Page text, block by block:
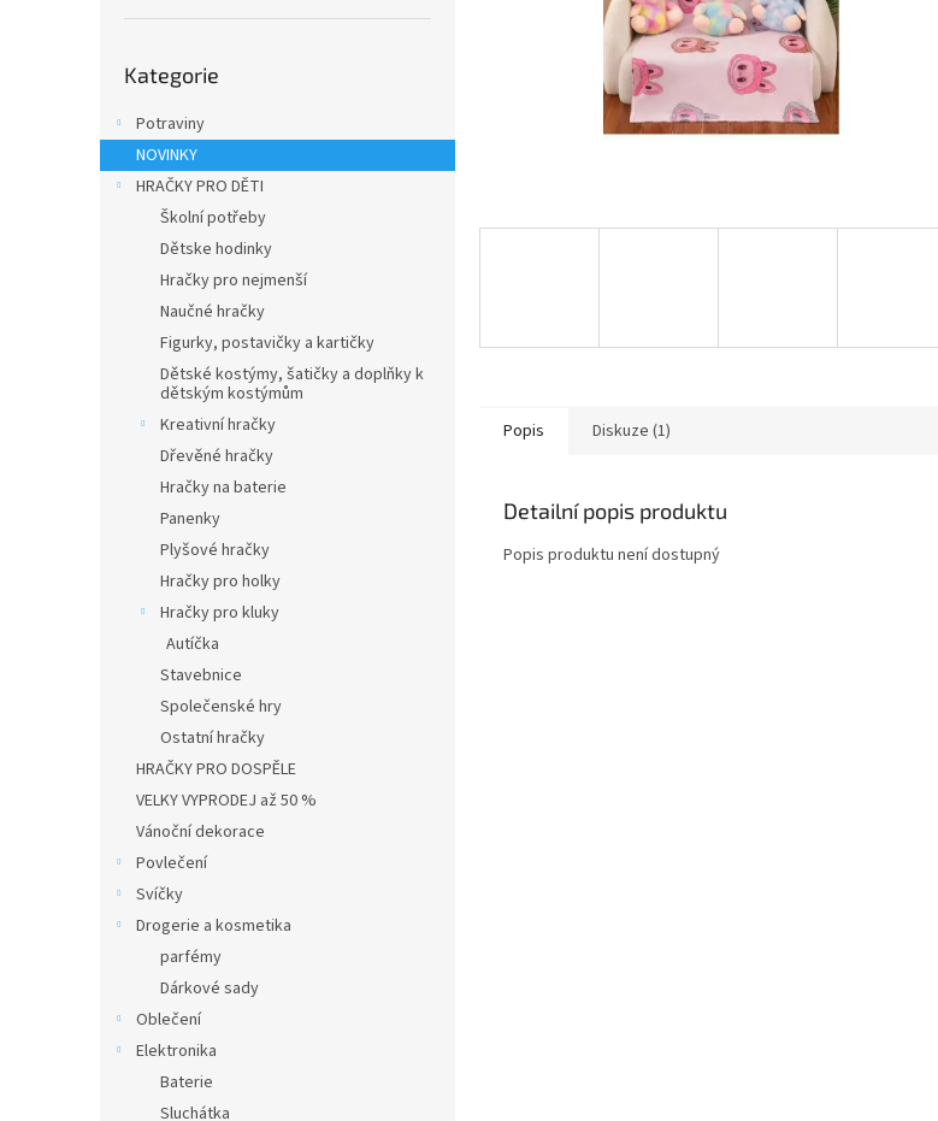
kategorie
Kategorie
Potraviny
NOVINKY
HRAČKY PRO DĚTI
Školní potřeby
Dětske hodinky
Hračky pro nejmenší
Naučné hračky
Figurky, postavičky a kartičky
Dětské kostýmy, šatičky a doplňky k
dětským kostýmům
Kreativní hračky
Dřevěné hračky
Hračky na baterie
Panenky
Plyšové hračky
Hračky pro holky
Hračky pro kluky
Autíčka
Stavebnice
Společenské hry
Ostatní hračky
HRAČKY PRO DOSPĚLE
VELKY VYPRODEJ až 50 %
Vánoční dekorace
Povlečení
Svíčky
Drogerie a kosmetika
parfémy
Dárkové sady
Oblečení
Elektronika
Baterie
Sluchátka
Popis Diskuze (1)
Detailní popis produktu
Popis produktu není dostupný